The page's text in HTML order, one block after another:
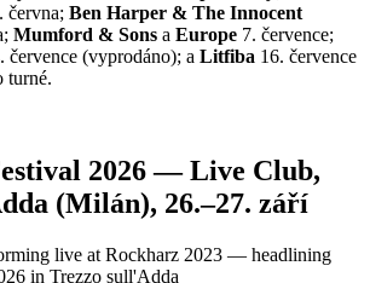
června; Ben Harper & The Innocent
Mumford & Sons a Europe 7. července;
července (vyprodáno); a Litfiba 16. července
turné.
2026 — Live Club,
(Milán), 26.–27. září